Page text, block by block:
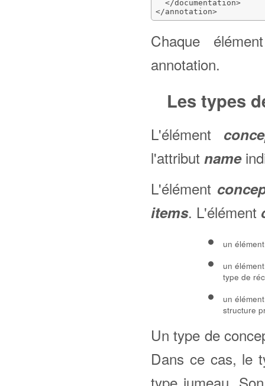
</documentation>
</annotation>
Chaque
annotation.
Les types
L'élément
l'attribut name
L'élément
items. L'élément
un
un
type de
un
structure
Un type de
Dans ce cas, le